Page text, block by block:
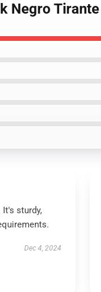
Negro
sturdy,
Dec 4, 2024